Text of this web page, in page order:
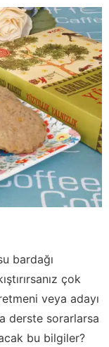
bardağı
çok
veya adayı
derste sorarlarsa
bu bilgiler?